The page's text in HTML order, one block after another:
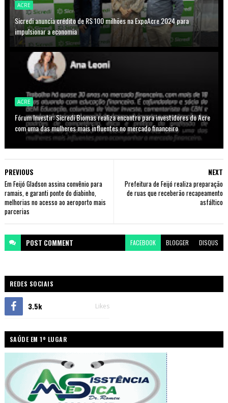
ACRE
Sicredi anuncia crédito de R$ 100 milhões na ExpoAcre 2024 para
impulsionar a economia
ACRE
Fórum Investir: Sicredi Biomas realiza encontro para investidores do Acre
com uma das mulheres mais influentes no mercado financeiro
NEXT
Prefeitura de Feijó realiza preparação
de ruas que receberão recapeamento
asfáltico
PREVIOUS
Em Feijó Gladson assina convênio para
ramais, e garanti ponte do diabinho,
melhorias no acesso ao aeroporto mais
parcerias
POST COMMENT FACEBOOK BLOGGER DISQUS
REDES SOCIAIS
3.5k Likes
SAÚDE EM 1º LUGAR